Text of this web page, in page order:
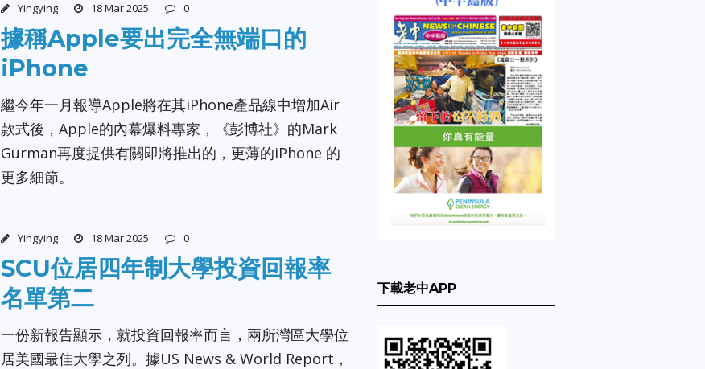
Yingying 18 Mar 2025 0
據稱Apple要出完全無端口的
iPhone
繼今年一月報導Apple將在其iPhone產品線中增加Air
款式後，Apple的內幕爆料專家，《彭博社》的Mark
Gurman再度提供有關即將推出的，更薄的iPhone 的
更多細節。
Yingying 18 Mar 2025 0
SCU位居四年制大學投資回報率
名單第二
一份新報告顯示，就投資回報率而言，兩所灣區大學位
居美國最佳大學之列。據US News & World Report，
下載老中APP